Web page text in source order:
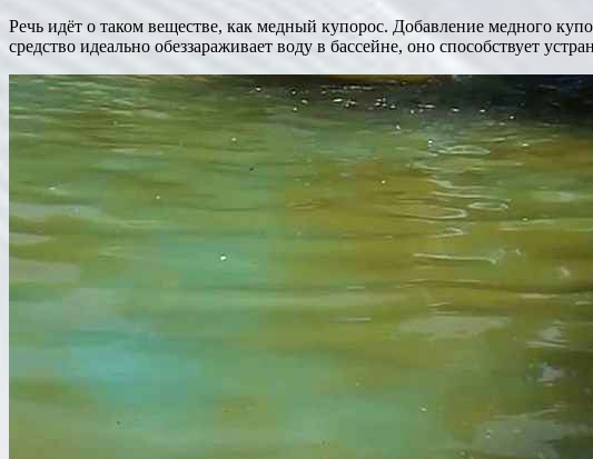
Речь идёт о таком веществе, как медный купорос. Добавление медного
средство идеально обеззараживает воду в бассейне, оно способствует